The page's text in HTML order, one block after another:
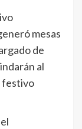
mesas
de
al
festivo